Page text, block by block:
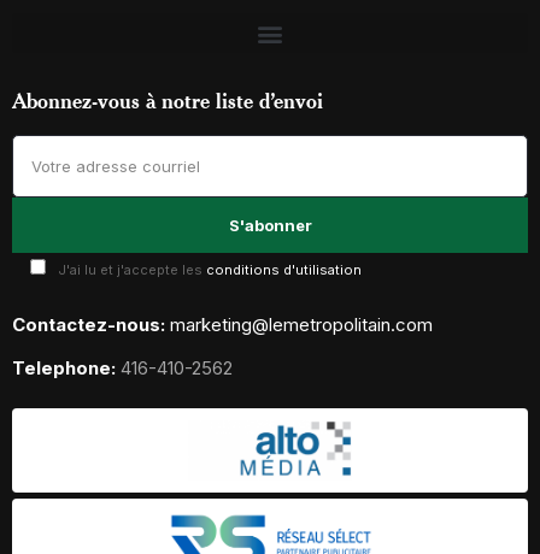
Abonnez-vous à notre liste d’envoi
J'ai lu et j'accepte les conditions d'utilisation
Contactez-nous: marketing@lemetropolitain.com
Telephone: 416-410-2562